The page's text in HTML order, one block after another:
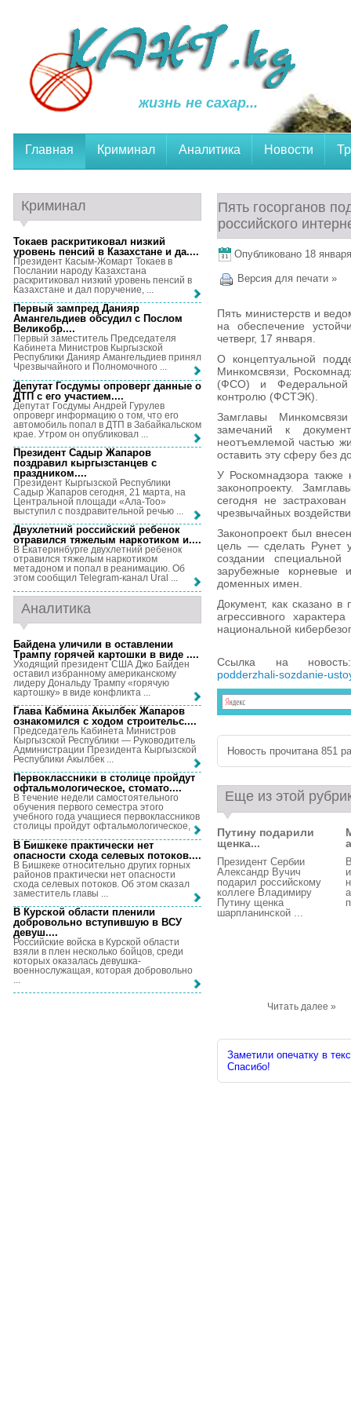
жизнь не сахар...
Главная Криминал Аналитика Новости
Пять госорганов
российского
Опубликовано 18
Версия для печати »
Пять министерств и
на обеспечение
четверг, 17 января.
О концептуальной
Минкомсвязи,
(ФСО) и Федеральной
контролю (ФСТЭК).
Замглавы
замечаний к
неотъемлемой частью
оставить эту сферу без
У Роскомнадзора также
законопроекту.
сегодня не
чрезвычайных
Законопроект был
цель — сделать Рунет
создании специальной
зарубежные корневые
доменных имен.
Документ, как сказано в
агрессивного
национальной
Ссылка на
podderzhali-sozdanie-
Новость прочитана 851
Еще из этой
Путину подарили
щенка...
Президент Сербии
Александр Вучич
подарил российскому
коллеге Владимиру
Путину щенка
шарпланинской ...
Читать далее »
Заметили опечатку в
Спасибо!
Криминал
Токаев раскритиковал низкий
уровень пенсий в Казахстане и да....
Президент Касым-Жомарт Токаев в
Послании народу Казахстана
раскритиковал низкий уровень пенсий в
Казахстане и дал поручение, ...
Первый зампред Данияр
Амангельдиев обсудил с Послом
Великобр....
Первый заместитель Председателя
Кабинета Министров Кыргызской
Республики Данияр Амангельдиев принял
Чрезвычайного и Полномочного ...
Депутат Госдумы опроверг данные о
ДТП с его участием....
Депутат Госдумы Андрей Гурулев
опроверг информацию о том, что его
автомобиль попал в ДТП в Забайкальском
крае. Утром он опубликовал ...
Президент Садыр Жапаров
поздравил кыргызстанцев с
праздником....
Президент Кыргызской Республики
Садыр Жапаров сегодня, 21 марта, на
Центральной площади «Ала-Тоо»
выступил с поздравительной речью ...
Двухлетний российский ребенок
отравился тяжелым наркотиком и....
В Екатеринбурге двухлетний ребенок
отравился тяжелым наркотиком
метадоном и попал в реанимацию. Об
этом сообщил Telegram-канал Ural ...
Аналитика
Байдена уличили в оставлении
Трампу горячей картошки в виде ....
Уходящий президент США Джо Байден
оставил избранному американскому
лидеру Дональду Трампу «горячую
картошку» в виде конфликта ...
Глава Кабмина Акылбек Жапаров
ознакомился с ходом строительс....
Председатель Кабинета Министров
Кыргызской Республики — Руководитель
Администрации Президента Кыргызской
Республики Акылбек ...
Первоклассники в столице пройдут
офтальмологическое, стомато....
В течение недели самостоятельного
обучения первого семестра этого
учебного года учащиеся первоклассников
столицы пройдут офтальмологическое, ...
В Бишкеке практически нет
опасности схода селевых потоков....
В Бишкеке относительно других горных
районов практически нет опасности
схода селевых потоков. Об этом сказал
заместитель главы ...
В Курской области пленили
добровольно вступившую в ВСУ
девуш....
Российские войска в Курской области
взяли в плен несколько бойцов, среди
которых оказалась девушка-
военнослужащая, которая добровольно
...